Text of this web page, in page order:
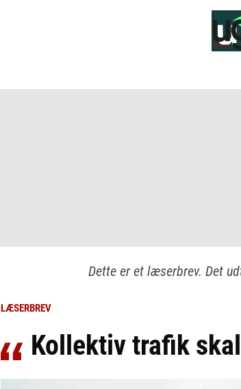
Dette er et læserbrev. Det
LÆSERBREV
Kollektiv trafik